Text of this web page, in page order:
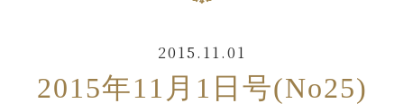
2015.11.01
2015年11月1日号(No25)